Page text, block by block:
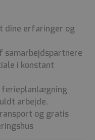
dine erfaringer og
i konstant
ferieplanlægning
arbejde.
og gratis